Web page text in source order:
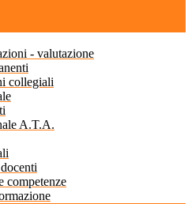
- valutazione
collegiali
A.T.A.
competenze